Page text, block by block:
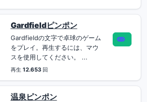
Gardfieldピンポン
Gardfieldの文字で卓球のゲーム
をプレイ。再生するには、マウ
スを使用してください。 ...
再生 12.653回
温泉ピンポン